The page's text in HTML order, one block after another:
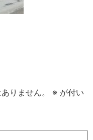
りません。 ※ が付い